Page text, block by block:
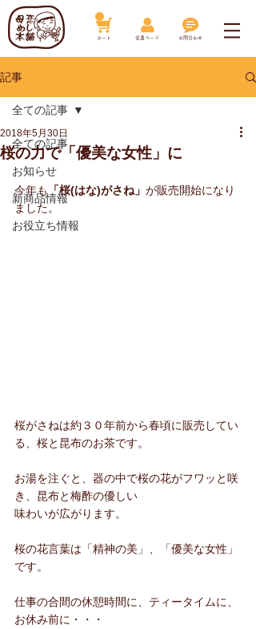
​カート ​会員ページ お問合わせ
記事
全ての記事
お知らせ
新商品情報
お役立ち情報
全ての記事
桜の力で「優美な女性」に
2018年5月30日
今年も 「桜(はな)がさね」 が販売開始になり
ました。
桜がさねは約３０年前から春頃に販売してい
る、桜と昆布のお茶です。
お湯を注ぐと、器の中で桜の花がフワッと咲
き、昆布と梅酢の優しい
味わいが広がります。
桜の花言葉は「精神の美」、「優美な女性」
です。
仕事の合間の休憩時間に、ティータイムに、
お休み前に・・・